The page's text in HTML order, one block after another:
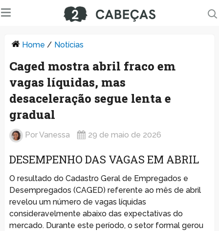
Home / Notícias
Caged mostra abril fraco em
vagas líquidas, mas
desaceleração segue lenta e
gradual
PorVanessa 29 de maio de 2026
DESEMPENHO DAS VAGAS EM ABRIL
O resultado do Cadastro Geral de Empregados e
Desempregados (CAGED) referente ao mês de abril
revelou um número de vagas líquidas
consideravelmente abaixo das expectativas do
mercado. Durante este período, o setor formal gerou